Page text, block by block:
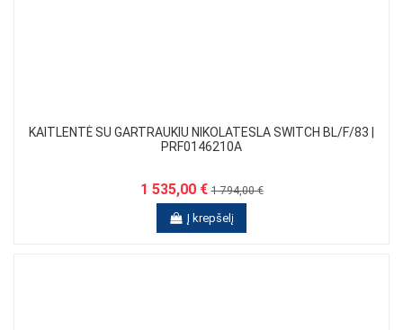
KAITLENTĖ SU GARTRAUKIU NIKOLATESLA SWITCH BL/F/83 |
PRF0146210A
1 535,00 €1 794,00 €
Į krepšelį